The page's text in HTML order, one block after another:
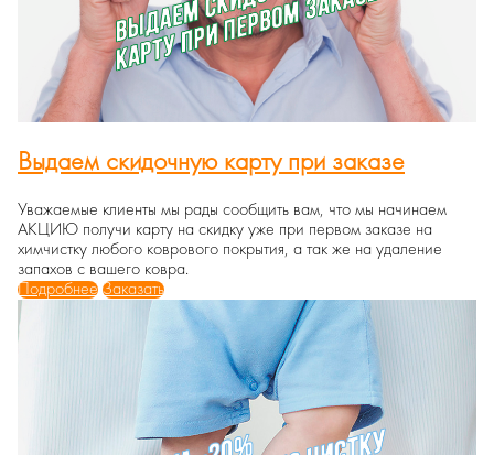
Выдаем скидочную карту при заказе
Уважаемые клиенты мы рады сообщить вам, что мы начинаем
АКЦИЮ получи карту на скидку уже при первом заказе на
химчистку любого коврового покрытия, а так же на удаление
запахов с вашего ковра.
Подробнее Заказать